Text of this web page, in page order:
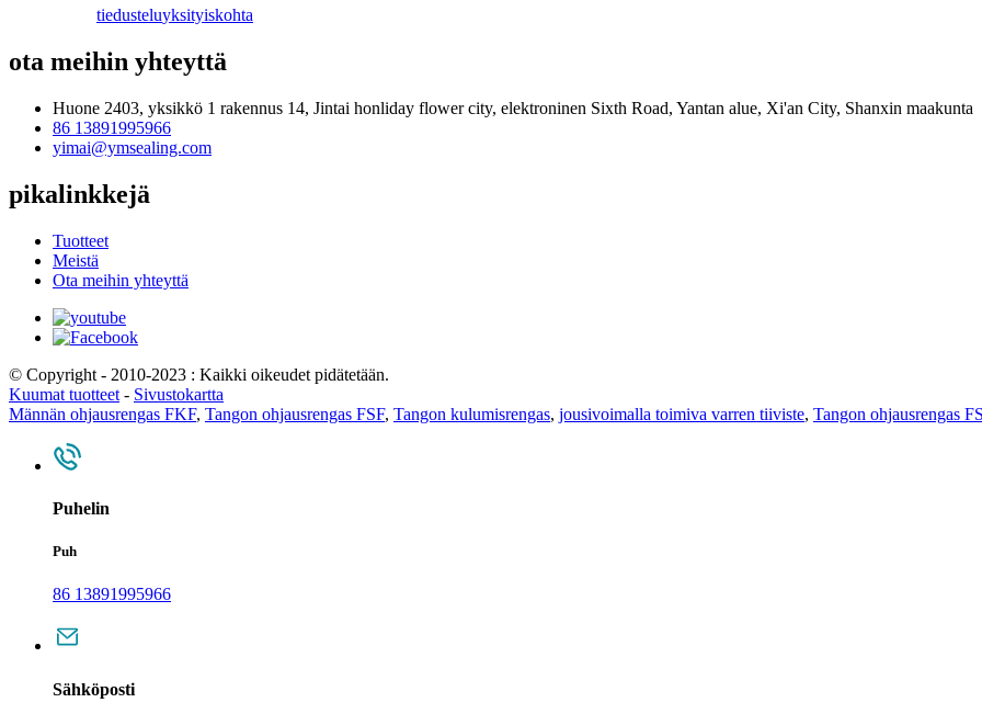
tiedusteluyksityiskohta
ota meihin yhteyttä
Huone 2403, yksikkö 1 rakennus 14, Jintai honliday flower city, elektroninen Sixth Road, Yantan alue, Xi'an City, Shanxin maakunta
86 13891995966
yimai@ymsealing.com
pikalinkkejä
Tuotteet
Meistä
Ota meihin yhteyttä
© Copyright - 2010-2023 : Kaikki oikeudet pidätetään.
Kuumat tuotteet - Sivustokartta
Männän ohjausrengas FKF, Tangon ohjausrengas FSF, Tangon kulumisrengas, jousivoimalla toimiva varren tiiviste, Tangon ohjausrengas
Puhelin
Puh
86 13891995966
Sähköposti